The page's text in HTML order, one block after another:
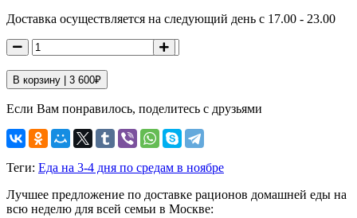
Доставка осуществляется на следующий день с 17.00 - 23.00
В корзину | 3 600₽
Если Вам понравилось, поделитесь с друзьями
Теги: Еда на 3-4 дня по средам в ноябре
Лучшее предложение по доставке рационов домашней еды на
всю неделю для всей семьи в Москве: